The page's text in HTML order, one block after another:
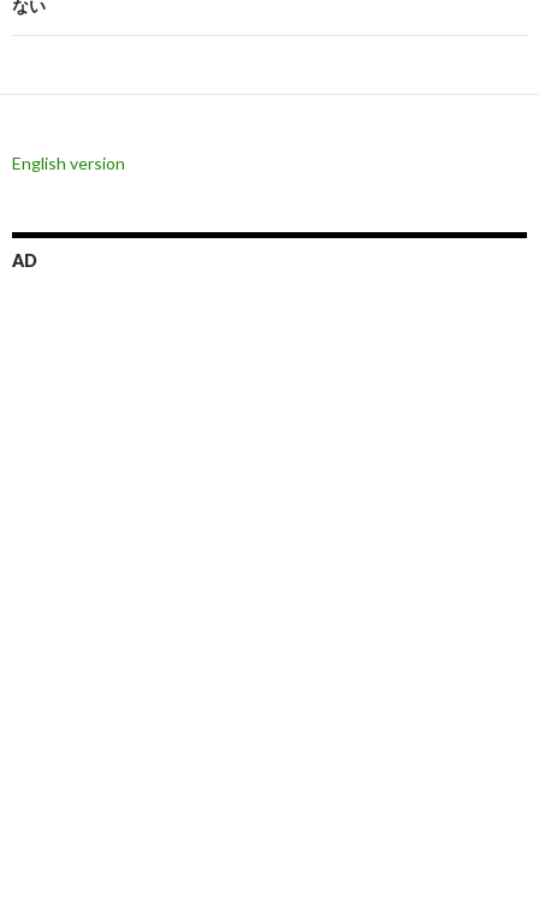
ゲ
シ
ない
English version
AD